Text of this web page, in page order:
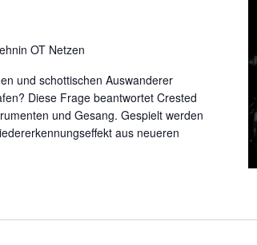
OT Netzen
und schottischen Auswanderer
Diese Frage beantwortet Crested
und Gesang. Gespielt werden
aus neueren